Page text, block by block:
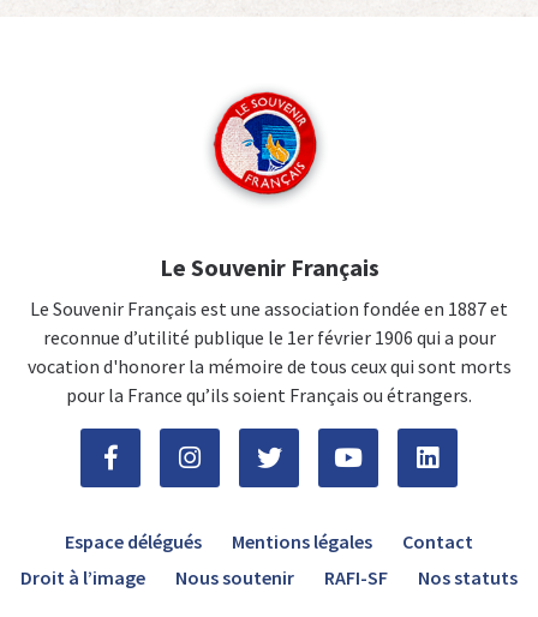
Le Souvenir Français
Le Souvenir Français est une association fondée en 1887 et
reconnue d’utilité publique le 1er février 1906 qui a pour
vocation d'honorer la mémoire de tous ceux qui sont morts
pour la France qu’ils soient Français ou étrangers.
Espace délégués Mentions légales
Contact
Droit à l’image
Nous soutenir RAFI-SF Nos statuts